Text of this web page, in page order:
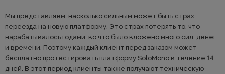
Мы представляем, насколько сильным может быть страх
переезда на новую платформу. Это страх потерять то, что
нарабатывалось годами, во что было вложено много сил, денег
и времени. Поэтому каждый клиент перед заказом может
бесплатно протестировать платформу SoloMono в течение 14
дней. В этот период клиенты также получают техническую